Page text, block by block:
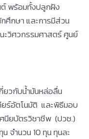
ต์ พร้อมทั้งปลูกฝัง
ศึกษา และการมีส่วน
วิศวกรรมศาสตร์ ศูนย์
ยวกับน้ำมันหล่อลื่น
ยร์อัตโนมัติ และพิธีมอบ
นียบัตรวิชาชีพ (ปวช.)
จำนวน 10 ทุน ทุนละ